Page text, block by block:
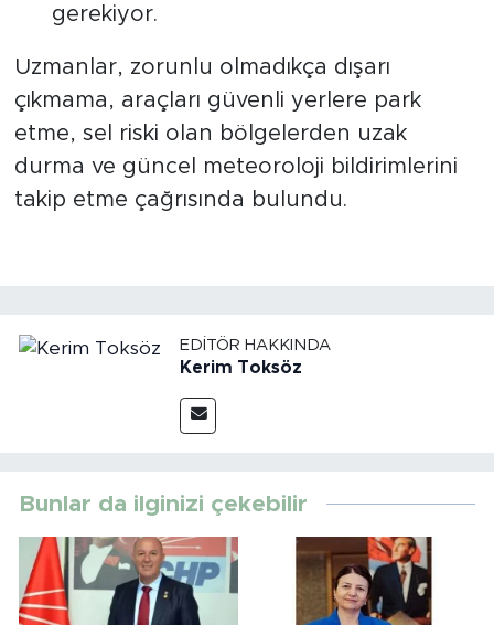
gerekiyor.
Uzmanlar, zorunlu olmadıkça dışarı
çıkmama, araçları güvenli yerlere park
etme, sel riski olan bölgelerden uzak
durma ve güncel meteoroloji bildirimlerini
takip etme çağrısında bulundu.
EDITÖR HAKKINDA
Kerim Toksöz
Bunlar da ilginizi çekebilir